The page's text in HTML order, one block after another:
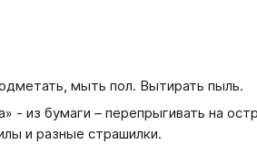
мыть пол. Вытирать пыль.​
- из бумаги – перепрыгивать на
и разные страшилки.